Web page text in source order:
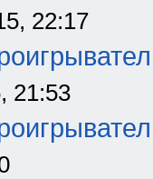
22:17
21:53